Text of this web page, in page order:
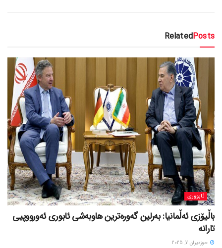
RelatedPosts
ئابووری
باڵیۆزی ئەڵمانیا: بەرلین گەورەترین هاوبەشی ئابوری ئەورووپیی
تارانە
حوزه‌یران 7, 2025